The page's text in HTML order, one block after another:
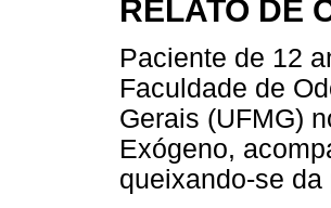
RELATO DE
Paciente de 12
Faculdade de
Gerais (UFMG)
Exógeno,
queixando-se